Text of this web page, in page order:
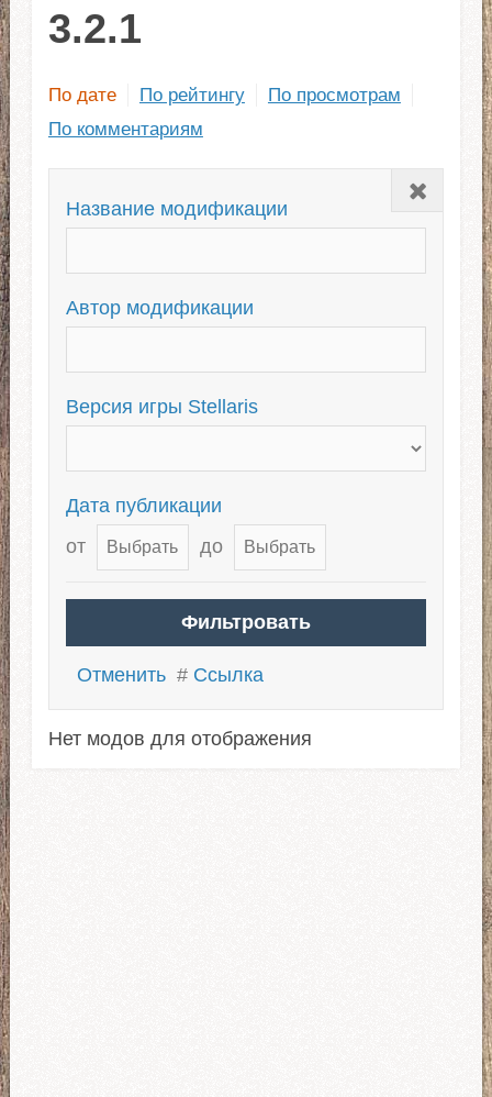
3.2.1
По дате По рейтингу
По просмотрам
По комментариям
Закрыть
Название модификации
Автор модификации
Версия игры Stellaris
Дата публикации
от
до
Отменить # Ссылка
Нет модов для отображения